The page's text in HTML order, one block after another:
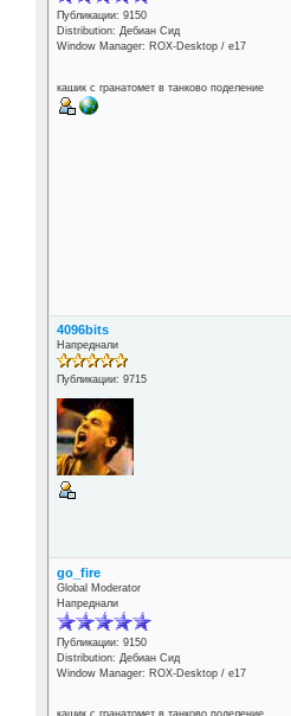
Публикации: 9150
Distribution: Дебиан Сид
Window Manager: ROX-Desktop / е17
кашик с гранатомет в танково поделение
4096bits
Напреднали
Публикации: 9715
go_fire
Global Moderator
Напреднали
Публикации: 9150
Distribution: Дебиан Сид
Window Manager: ROX-Desktop / е17